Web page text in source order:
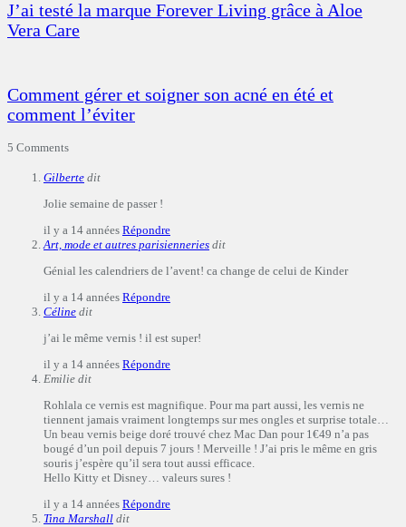
J’ai testé la marque Forever Living grâce à Aloe
Vera Care
Comment gérer et soigner son acné en été et
comment l’éviter
5 Comments
Gilberte dit
Jolie semaine de passer !
il y a 14 années Répondre
Art, mode et autres parisienneries dit
Génial les calendriers de l’avent! ca change de celui de Kinder
il y a 14 années Répondre
Céline dit
j’ai le même vernis ! il est super!
il y a 14 années Répondre
Emilie dit
Rohlala ce vernis est magnifique. Pour ma part aussi, les vernis ne
tiennent jamais vraiment longtemps sur mes ongles et surprise totale…
Un beau vernis beige doré trouvé chez Mac Dan pour 1€49 n’a pas
bougé d’un poil depuis 7 jours ! Merveille ! J’ai pris le même en gris
souris j’espère qu’il sera tout aussi efficace.
Hello Kitty et Disney… valeurs sures !
il y a 14 années Répondre
Tina Marshall dit